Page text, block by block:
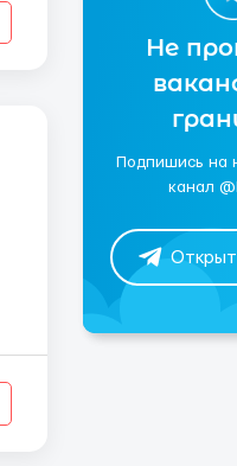
Не
Подпишись на
канал